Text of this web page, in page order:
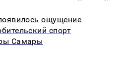
ощущение
спорт
Самары